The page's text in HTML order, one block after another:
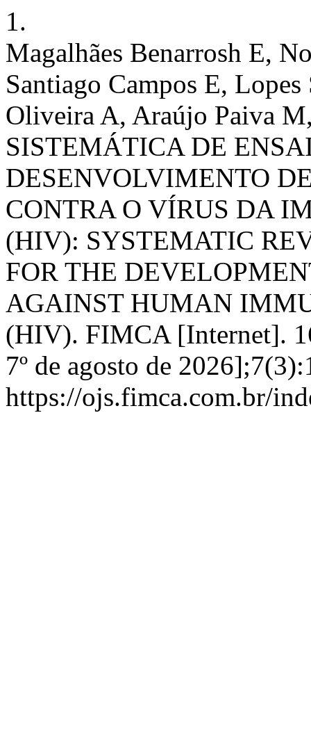
1.
Magalhães Benarrosh E,
Santiago Campos E,
Oliveira A, Araújo Paiva
SISTEMÁTICA DE
DESENVOLVIMENTO
CONTRA O VÍRUS DA
(HIV): SYSTEMATIC
FOR THE
AGAINST HUMAN
(HIV). FIMCA [Internet].
7º de agosto de
https://ojs.fimca.com.br/